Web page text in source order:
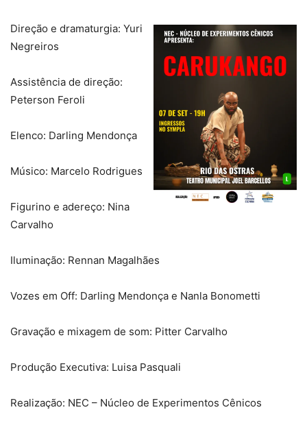
Direção e dramaturgia: Yuri
Negreiros
Assistência de direção:
Peterson Feroli
Elenco: Darling Mendonça
Músico: Marcelo Rodrigues
Figurino e adereço: Nina
Carvalho
Iluminação: Rennan Magalhães
Vozes em Off: Darling Mendonça e Nanla Bonometti
Gravação e mixagem de som: Pitter Carvalho
Produção Executiva: Luisa Pasquali
Realização: NEC – Núcleo de Experimentos Cênicos